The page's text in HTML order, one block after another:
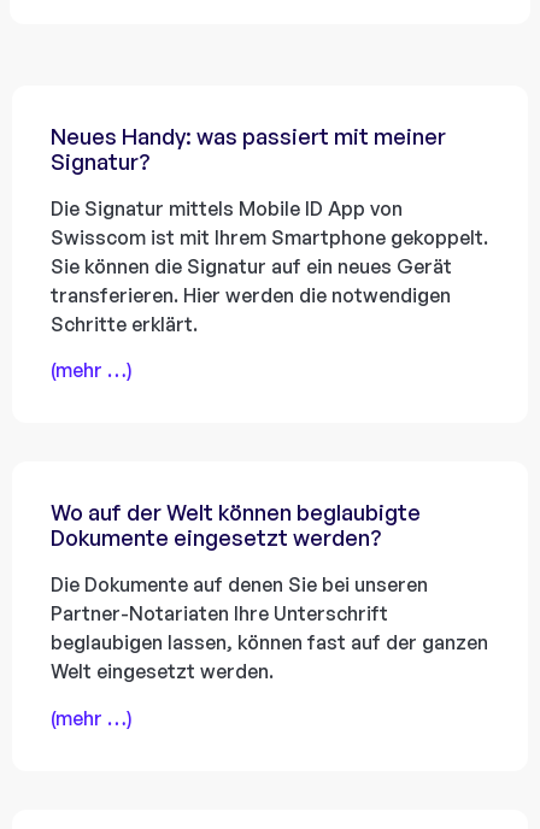
Neues Handy: was passiert mit meiner
Signatur?
Die Signatur mittels Mobile ID App von
Swisscom ist mit Ihrem Smartphone gekoppelt.
Sie können die Signatur auf ein neues Gerät
transferieren. Hier werden die notwendigen
Schritte erklärt.
(mehr …)
Wo auf der Welt können beglaubigte
Dokumente eingesetzt werden?
Die Dokumente auf denen Sie bei unseren
Partner-Notariaten Ihre Unterschrift
beglaubigen lassen, können fast auf der ganzen
Welt eingesetzt werden.
(mehr …)